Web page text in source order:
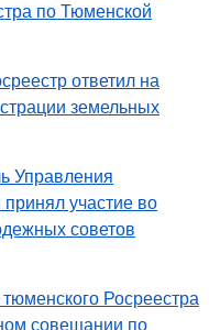
по Тюменской
ответил на
земельных
Управления
участие во
советов
Росреестра
совещании по